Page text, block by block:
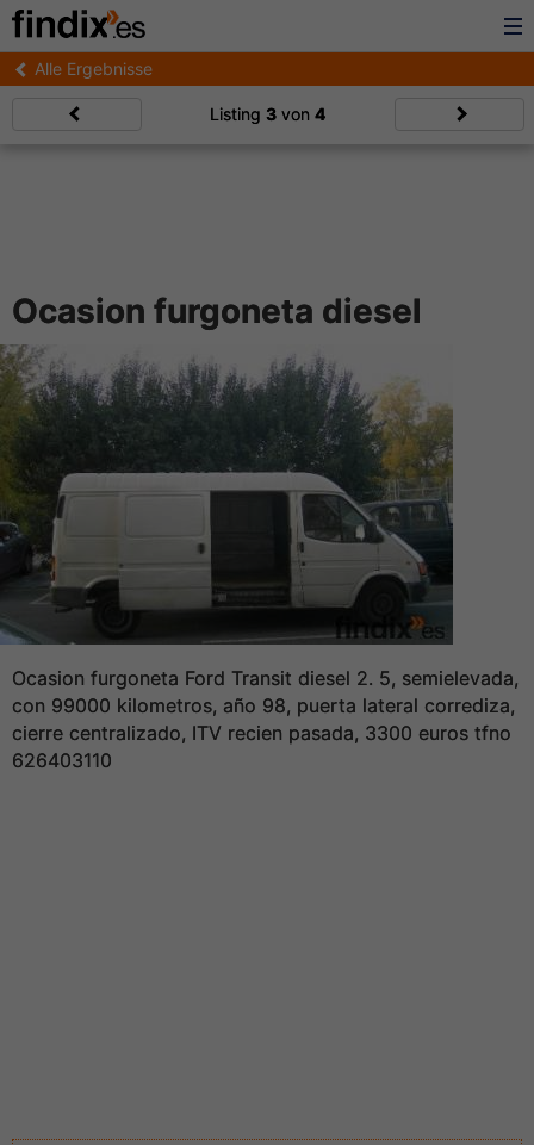
Alle Ergebnisse
Listing 3von 4
Ocasion furgoneta diesel
Ocasion furgoneta Ford Transit diesel 2. 5, semielevada,
con 99000 kilometros, año 98, puerta lateral corrediza,
cierre centralizado, ITV recien pasada, 3300 euros tfno
626403110